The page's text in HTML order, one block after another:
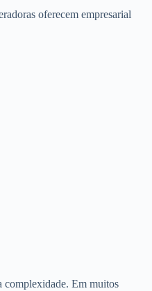
oferecem empresarial
complexidade. Em muitos